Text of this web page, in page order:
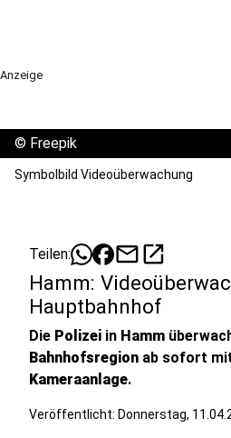
Anzeige
© Freepik
Symbolbild Videoüberwachung
Teilen: mailopen_in_new
Hamm:
Hauptbahnhof
Die Polizei in Hamm
Bahnhofsregion ab sofort
Kameraanlage.
Veröffentlicht: Donnerstag,